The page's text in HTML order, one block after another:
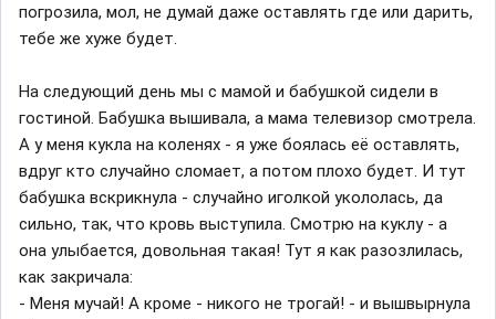
погрозила, мол, не думай даже оставлять где или дарить,
тебе же хуже будет.
На следующий день мы с мамой и бабушкой сидели в
гостиной. Бабушка вышивала, а мама телевизор смотрела.
А у меня кукла на коленях - я уже боялась её оставлять,
вдруг кто случайно сломает, а потом плохо будет. И тут
бабушка вскрикнула - случайно иголкой укололась, да
сильно, так, что кровь выступила. Смотрю на куклу - а
она улыбается, довольная такая! Тут я как разозлилась,
как закричала:
- Меня мучай! А кроме - никого не трогай! - и вышвырнула